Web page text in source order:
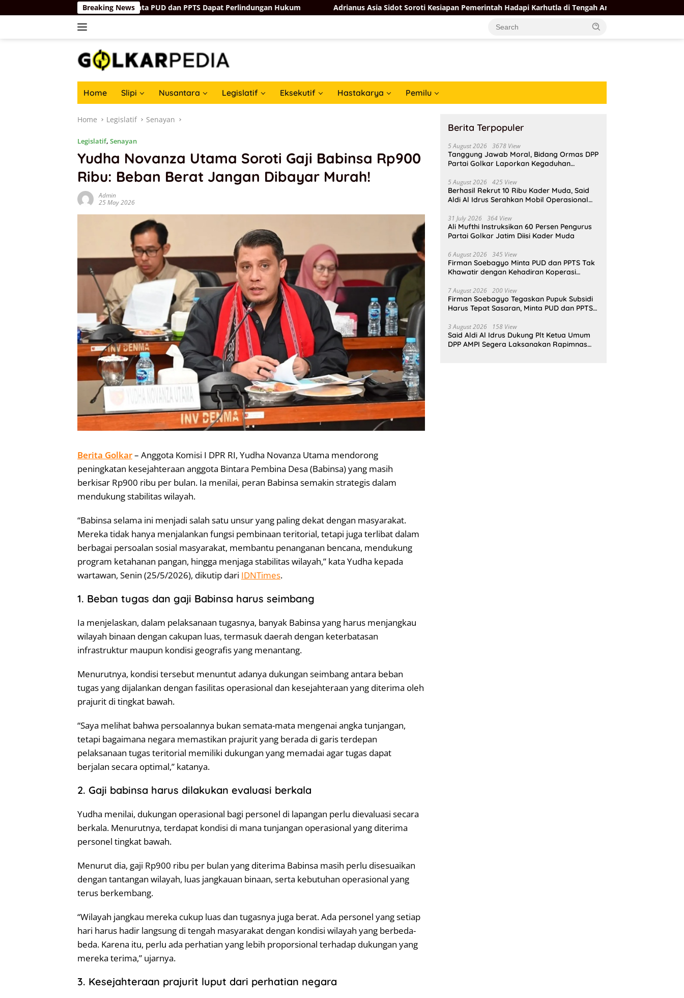
to
Breaking News
Tepat Sasaran, Minta PUD dan PPTS Dapat Perlindungan Hukum Adrianus Asia Sidot Soroti Kesiapan Pemerintah Hadapi Karhutla di Tengah Ancaman El Nino
Home Slipi Nusantara Legislatif Eksekutif Hastakarya Pemilu
Home Legislatif Senayan
Legislatif, Senayan
Yudha Novanza Utama Soroti Gaji Babinsa Rp900
Ribu: Beban Berat Jangan Dibayar Murah!
Admin
25 May 2026
Berita Golkar– Anggota Komisi I DPR RI, Yudha Novanza Utama mendorong
peningkatan kesejahteraan anggota Bintara Pembina Desa (Babinsa) yang masih
berkisar Rp900 ribu per bulan. Ia menilai, peran Babinsa semakin strategis dalam
mendukung stabilitas wilayah.
“Babinsa selama ini menjadi salah satu unsur yang paling dekat dengan masyarakat.
Mereka tidak hanya menjalankan fungsi pembinaan teritorial, tetapi juga terlibat dalam
berbagai persoalan sosial masyarakat, membantu penanganan bencana, mendukung
program ketahanan pangan, hingga menjaga stabilitas wilayah,” kata Yudha kepada
wartawan, Senin (25/5/2026), dikutip dari IDNTimes.
1. Beban tugas dan gaji Babinsa harus seimbang
Ia menjelaskan, dalam pelaksanaan tugasnya, banyak Babinsa yang harus menjangkau
wilayah binaan dengan cakupan luas, termasuk daerah dengan keterbatasan
infrastruktur maupun kondisi geografis yang menantang.
Menurutnya, kondisi tersebut menuntut adanya dukungan seimbang antara beban
tugas yang dijalankan dengan fasilitas operasional dan kesejahteraan yang diterima oleh
prajurit di tingkat bawah.
“Saya melihat bahwa persoalannya bukan semata-mata mengenai angka tunjangan,
tetapi bagaimana negara memastikan prajurit yang berada di garis terdepan
pelaksanaan tugas teritorial memiliki dukungan yang memadai agar tugas dapat
berjalan secara optimal,” katanya.
2. Gaji babinsa harus dilakukan evaluasi berkala
Yudha menilai, dukungan operasional bagi personel di lapangan perlu dievaluasi secara
berkala. Menurutnya, terdapat kondisi di mana tunjangan operasional yang diterima
personel tingkat bawah.
Menurut dia, gaji Rp900 ribu per bulan yang diterima Babinsa masih perlu disesuaikan
dengan tantangan wilayah, luas jangkauan binaan, serta kebutuhan operasional yang
terus berkembang.
“Wilayah jangkau mereka cukup luas dan tugasnya juga berat. Ada personel yang setiap
hari harus hadir langsung di tengah masyarakat dengan kondisi wilayah yang berbeda-
beda. Karena itu, perlu ada perhatian yang lebih proporsional terhadap dukungan yang
mereka terima,” ujarnya.
3. Kesejahteraan prajurit luput dari perhatian negara
Berita Terpopuler
5 August 2026 3678 View
Tanggung Jawab Moral, Bidang Ormas DPP
Partai Golkar Laporkan Kegaduhan
5 August 2026 425 View
Berhasil Rekrut 10 Ribu Kader Muda, Said
Aldi Al Idrus Serahkan Mobil Operasional
31 July 2026 364 View
Ali Mufthi Instruksikan 60 Persen Pengurus
Partai Golkar Jatim Diisi Kader Muda
6 August 2026 345 View
Firman Soebagyo Minta PUD dan PPTS Tak
Khawatir dengan Kehadiran Koperasi
7 August 2026 200 View
Firman Soebagyo Tegaskan Pupuk Subsidi
Harus Tepat Sasaran, Minta PUD dan PPTS
3 August 2026 158 View
Said Aldi Al Idrus Dukung Plt Ketua Umum
DPP AMPI Segera Laksanakan Rapimnas